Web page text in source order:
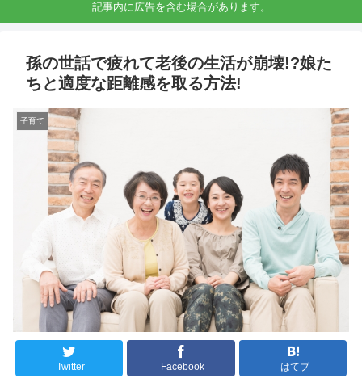
記事内に広告を含む場合があります。
孫の世話で疲れて老後の生活が崩壊!?娘た
ちと適度な距離感を取る方法!
子育て
Twitter Facebook はてブ